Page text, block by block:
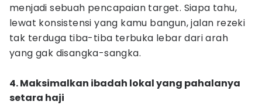
menjadi sebuah pencapaian target. Siapa tahu,
lewat konsistensi yang kamu bangun, jalan rezeki
tak terduga tiba-tiba terbuka lebar dari arah
yang gak disangka-sangka.
4. Maksimalkan ibadah lokal yang pahalanya
setara haji